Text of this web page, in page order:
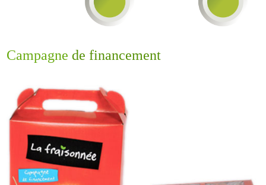
Campagne de financement